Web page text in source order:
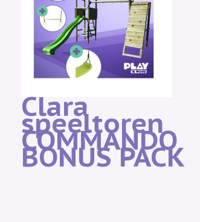
Clara
speeltoren
COMMANDO
BONUS PACK